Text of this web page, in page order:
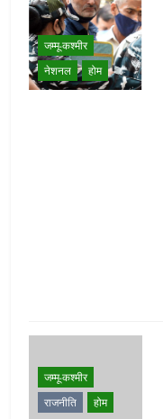
जम्मू-कश्मीर
नेशनल
होम
जम्मू-कश्मीर
राजनीति
होम